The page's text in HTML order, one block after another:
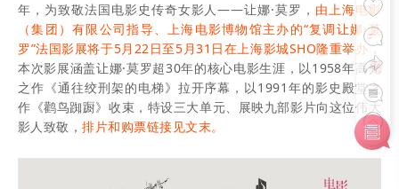
年，为致敬法国电影史传奇女影人——让娜·莫罗， 由上海电影
（集团）有限公司指导、上海电影博物馆主办的“复调让娜·莫
罗”法国影展将于5月22日至5月31日在上海影城SHO隆重举办，
本次影展涵盖让娜·莫罗超30年的核心电影生涯，以1958年高光
之作《通往绞刑架的电梯》拉开序幕，以1991年的影史殿堂之
作《鹳鸟踟蹰》收束，特设三大单元、展映九部影片向这位伟大
影人致敬，排片和购票链接见文末。